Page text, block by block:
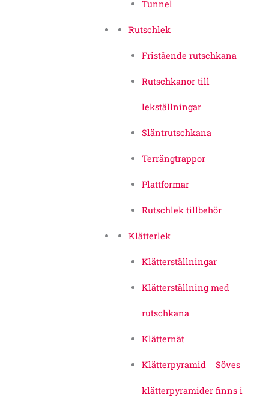
Tunnel
Rutschlek
Fristående rutschkana
Rutschkanor till
lekställningar
Släntrutschkana
Terrängtrappor
Plattformar
Rutschlek tillbehör
Klätterlek
Klätterställningar
Klätterställning med
rutschkana
Klätternät
Klätterpyramid Söves
klätterpyramider finns i